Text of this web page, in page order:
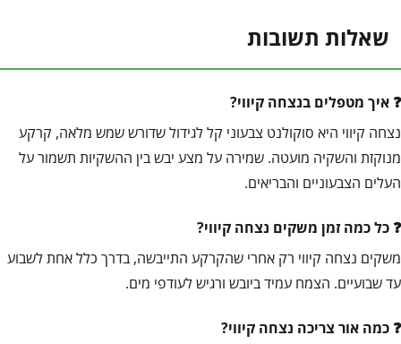
שאלות תשובות
איך מטפלים בנצחה קיווי?
נצחה קיווי היא סוקולנט צבעוני קל לגידול שדורש שמש מלאה, קרקע
מנוקזת והשקיה מועטה. שמירה על מצע יבש בין ההשקיות תשמור על
העלים הצבעוניים והבריאים.
כל כמה זמן משקים נצחה קיווי?
משקים נצחה קיווי רק אחרי שהקרקע התייבשה, בדרך כלל אחת לשבוע
עד שבועיים. הצמח עמיד ביובש ורגיש לעודפי מים.
כמה אור צריכה נצחה קיווי?